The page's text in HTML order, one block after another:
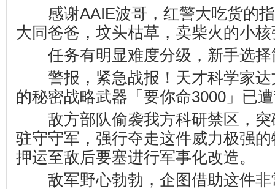
感谢AAIE波哥，红警大吃货的指
大同爸爸，坟头枯草，卖柴火的小
任务有明显难度分级，新手选择
警报，紧急战报！天才科学家达
的秘密战略武器「要你命3000」已
敌方部队偷袭我方科研禁区，突
驻守守军，强行夺走这件威力极强
押运至敌后要塞进行军事化改造。
敌军野心勃勃，企图借助这件非